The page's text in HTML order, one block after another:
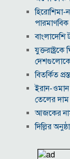
হিরোশিমা-
পারমাণবিক
দেশগুলোকে
বিতর্কিত
ইরান-ওমান
তেলের দাম
আজকের
দিল্লির
বরিশাল